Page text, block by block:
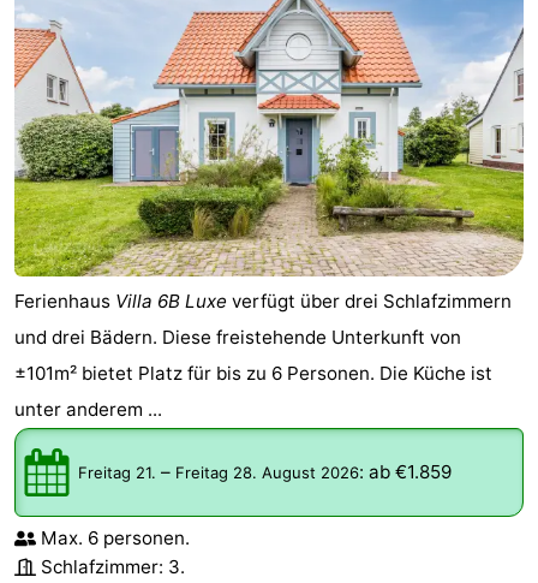
Ferienhaus Villa 6B Luxe verfügt über drei Schlafzimmern
und drei Bädern. Diese freistehende Unterkunft von
±101m² bietet Platz für bis zu 6 Personen. Die Küche ist
unter anderem ...
Freitag 21. – Freitag 28. August 2026: ab €1.859
Max. 6 personen.
Schlafzimmer: 3.